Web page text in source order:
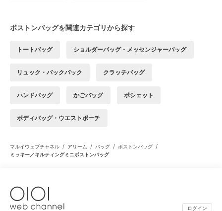
ボストンバッグを関連カテゴリから探す
トートバッグ ショルダーバッグ・メッセンジャーバッグ
リュック・バックパック クラッチバッグ
ハンドバッグ かごバッグ ポシェット
ボディバッグ・ウエストポーチ
マルイウェブチャネル / アリーム / バッグ / ボストンバッグ /
ミッキー／キルティングミニボストンバッグ
ログイン